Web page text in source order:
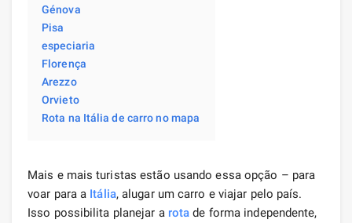
Génova
Pisa
especiaria
Florença
Arezzo
Orvieto
Rota na Itália de carro no mapa
Mais e mais turistas estão usando essa opção – para
voar para a Itália, alugar um carro e viajar pelo país.
Isso possibilita planejar a rota de forma independente,